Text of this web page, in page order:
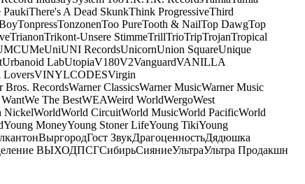
PaukiThere's A Dead SkunkThink ProgressiveThird
TonpressTonzonenToo PureTooth & NailTop DawgTop
TrianonTrikont-Unsere StimmeTrillTrioTripTrojanTropical
UMeUniUNI RecordsUnicornUnion SquareUnique
Urbanoid LabUtopiaV180V2VanguardVANILLA
VINYLCODESVirgin
Bros. RecordsWarner ClassicsWarner MusicWarner Music
We The BestWEAWeird WorldWergoWest
NickelWorldWorld CircuitWorld MusicWorld PacificWorld
Young MoneyYoung Stoner LifeYoung TikiYoung
ВыргородГост ЗвукДрагоценностьДядюшка
ВЫХОДПСГСибирьСияниеУльтраУльтра Продакшн